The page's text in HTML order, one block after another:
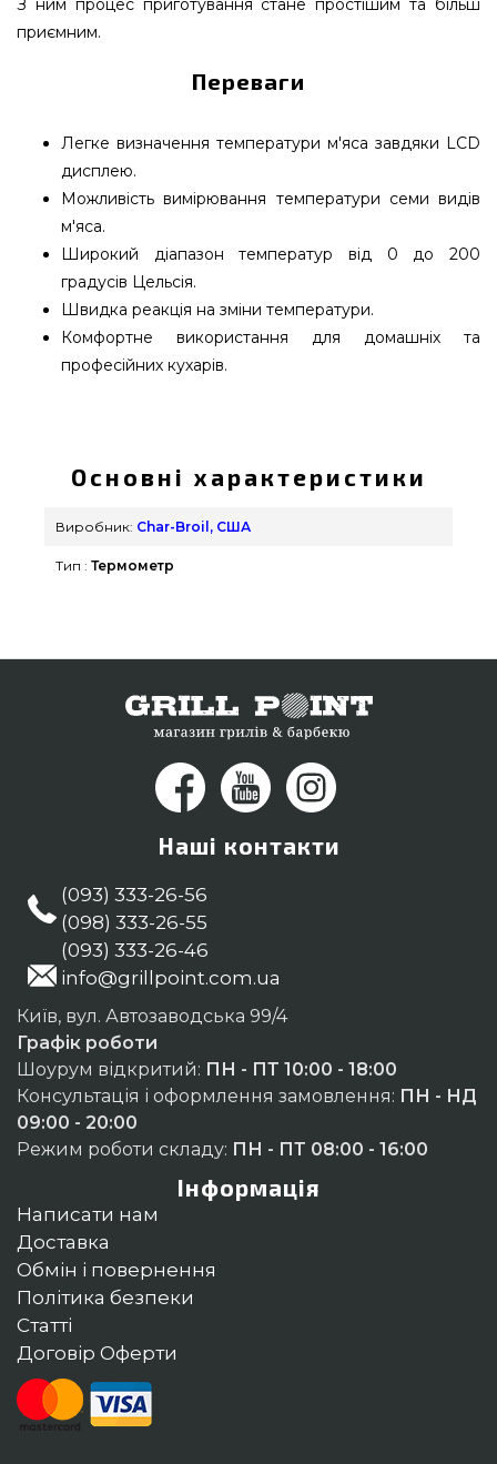
З ним процес приготування стане простішим та більш
приємним.
Переваги
Легке визначення температури м'яса завдяки LCD
дисплею.
Можливість вимірювання температури семи видів
м'яса.
Широкий діапазон температур від 0 до 200
градусів Цельсія.
Швидка реакція на зміни температури.
Комфортне використання для домашніх та
професійних кухарів.
Char-Broil, США за виправданою вартістю всего 2
390 грн. в каталозі інтернет магазину грилів та
барбекю grillpoint.com.ua Привабливі пропозиції
GrillPoint. Напишіть прямо зараз нашим
Львів, Ужгород
Основні характеристики
Виробник: Char-Broil, США
Тип : Термометр
Наші контакти
(093) 333-26-56
(098) 333-26-55
(093) 333-26-46
info@grillpoint.com.ua
Київ, вул. Автозаводська 99/4
Графік роботи
Шоурум відкритий: ПН - ПТ 10:00 - 18:00
Консультація і оформлення замовлення: ПН - НД
09:00 - 20:00
Режим роботи складу: ПН - ПТ 08:00 - 16:00
Інформація
Написати нам
Доставка
Обмін і повернення
Політика безпеки
Статті
Договір Оферти